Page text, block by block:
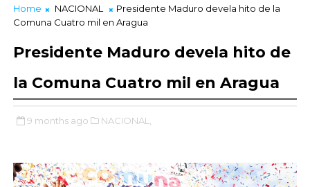
Home NACIONAL
Presidente Maduro devela hito de la
Comuna Cuatro mil en Aragua
Presidente Maduro devela hito de
la Comuna Cuatro mil en Aragua
9 months ago NACIONAL,